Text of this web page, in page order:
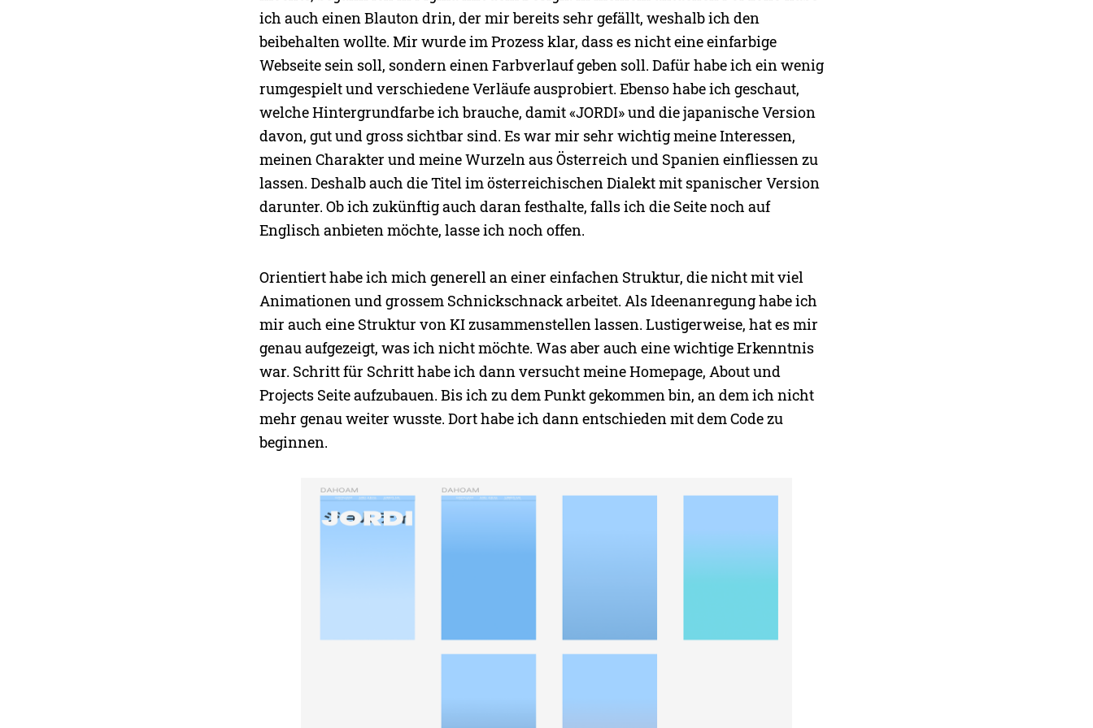
ich auch einen Blauton drin, der mir bereits sehr gefällt, weshalb ich den
beibehalten wollte. Mir wurde im Prozess klar, dass es nicht eine einfarbige
Webseite sein soll, sondern einen Farbverlauf geben soll. Dafür habe ich ein wenig
rumgespielt und verschiedene Verläufe ausprobiert. Ebenso habe ich geschaut,
welche Hintergrundfarbe ich brauche, damit «JORDI» und die japanische Version
davon, gut und gross sichtbar sind. Es war mir sehr wichtig meine Interessen,
meinen Charakter und meine Wurzeln aus Österreich und Spanien einfliessen zu
lassen. Deshalb auch die Titel im österreichischen Dialekt mit spanischer Version
darunter. Ob ich zukünftig auch daran festhalte, falls ich die Seite noch auf
Englisch anbieten möchte, lasse ich noch offen.
Orientiert habe ich mich generell an einer einfachen Struktur, die nicht mit viel
Animationen und grossem Schnickschnack arbeitet. Als Ideenanregung habe ich
mir auch eine Struktur von KI zusammenstellen lassen. Lustigerweise, hat es mir
genau aufgezeigt, was ich nicht möchte. Was aber auch eine wichtige Erkenntnis
war. Schritt für Schritt habe ich dann versucht meine Homepage, About und
Projects Seite aufzubauen. Bis ich zu dem Punkt gekommen bin, an dem ich nicht
mehr genau weiter wusste. Dort habe ich dann entschieden mit dem Code zu
beginnen.